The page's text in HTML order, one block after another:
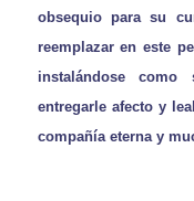
obsequio para su
reemplazar en este
instalándose
entregarle afecto y
compañía eterna y